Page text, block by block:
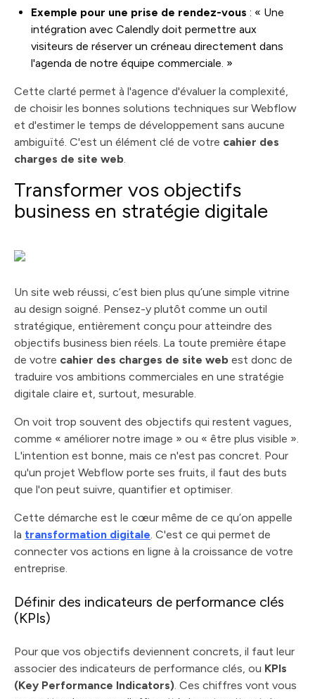
Exemple pour une prise de rendez-vous : « Une
intégration avec Calendly doit permettre aux
visiteurs de réserver un créneau directement dans
l'agenda de notre équipe commerciale. »
Cette clarté permet à l'agence d'évaluer la complexité,
de choisir les bonnes solutions techniques sur Webflow
et d'estimer le temps de développement sans aucune
ambiguïté. C'est un élément clé de votre cahier des
charges de site web.
Transformer vos objectifs
business en stratégie digitale
Un site web réussi, c’est bien plus qu’une simple vitrine
au design soigné. Pensez-y plutôt comme un outil
stratégique, entièrement conçu pour atteindre des
objectifs business bien réels. La toute première étape
de votre cahier des charges de site web est donc de
traduire vos ambitions commerciales en une stratégie
digitale claire et, surtout, mesurable.
On voit trop souvent des objectifs qui restent vagues,
comme « améliorer notre image » ou « être plus visible ».
L'intention est bonne, mais ce n'est pas concret. Pour
qu'un projet Webflow porte ses fruits, il faut des buts
que l'on peut suivre, quantifier et optimiser.
Cette démarche est le cœur même de ce qu’on appelle
la transformation digitale. C'est ce qui permet de
connecter vos actions en ligne à la croissance de votre
entreprise.
Définir des indicateurs de performance clés
(KPIs)
Pour que vos objectifs deviennent concrets, il faut leur
associer des indicateurs de performance clés, ou KPIs
(Key Performance Indicators). Ces chiffres vont vous